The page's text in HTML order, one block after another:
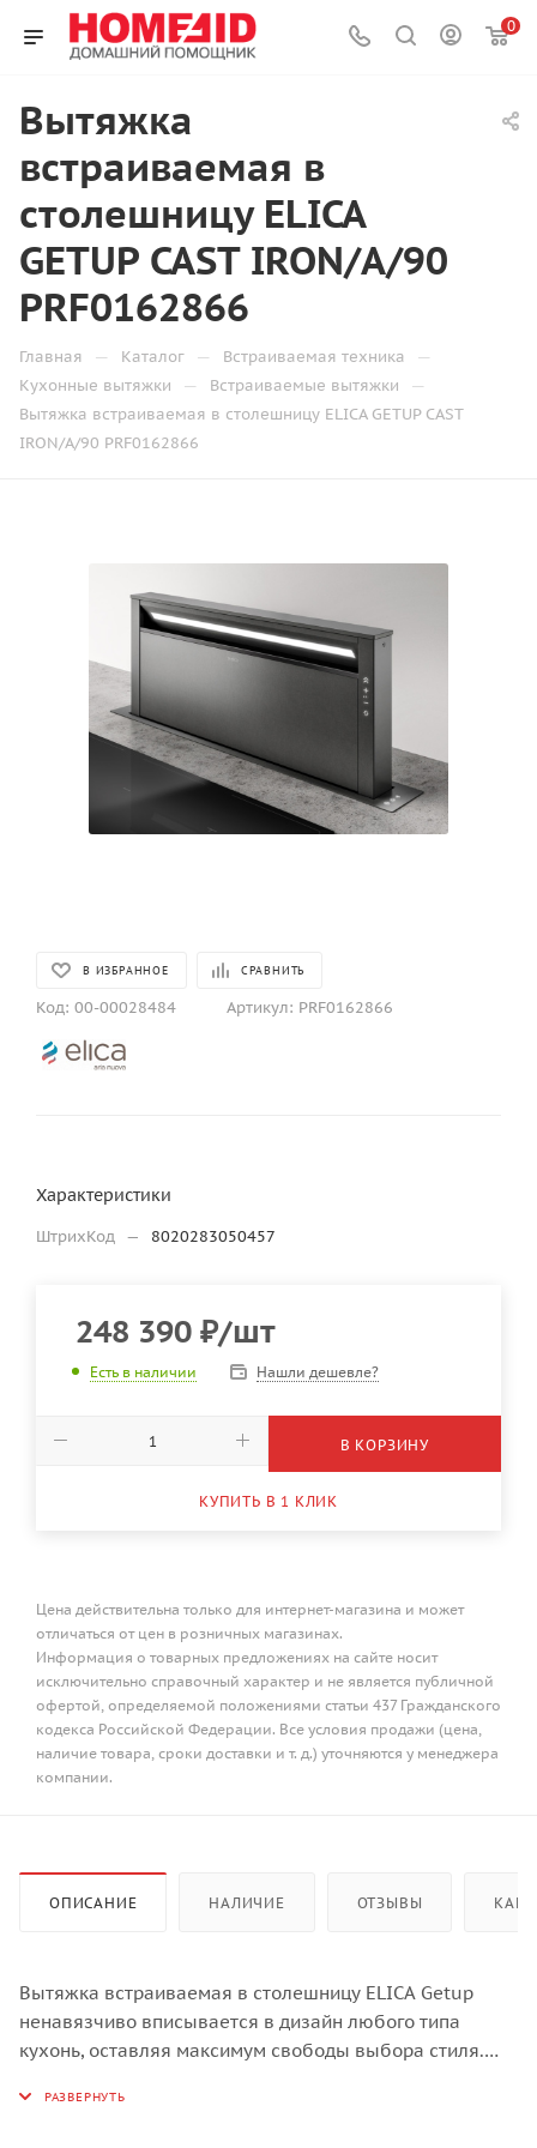
0
Вытяжка
встраиваемая в
столешницу ELICA
GETUP CAST IRON/A/90
PRF0162866
Главная — Каталог — Встраиваемая техника —
Кухонные вытяжки — Встраиваемые вытяжки —
Вытяжка встраиваемая в столешницу ELICA GETUP CAST
IRON/A/90 PRF0162866
В ИЗБРАННОЕ СРАВНИТЬ
Код: 00-00028484 Артикул: PRF0162866
Характеристики
ШтрихКод — 8020283050457
248 390 ₽/шт
Есть в наличии Нашли дешевле?
В КОРЗИНУ
КУПИТЬ В 1 КЛИК
Цена действительна только для интернет-магазина и может
отличаться от цен в розничных магазинах.
Информация о товарных предложениях на сайте носит
исключительно справочный характер и не является публичной
офертой, определяемой положениями статьи 437 Гражданского
кодекса Российской Федерации. Все условия продажи (цена,
наличие товара, сроки доставки и т. д.) уточняются у менеджера
компании.
ОПИСАНИЕ НАЛИЧИЕ ОТЗЫВЫ КАК
Вытяжка встраиваемая в столешницу ELICA Getup
ненавязчиво вписывается в дизайн любого типа
кухонь, оставляя максимум свободы выбора стиля.
внутри мебели. Многочисленные типы отделки